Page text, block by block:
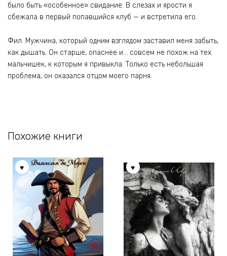
было быть «особенное» свидание. В слезах и ярости я
сбежала в первый попавшийся клуб — и встретила его.
Фил. Мужчина, который одним взглядом заставил меня забыть,
как дышать. Он старше, опаснее и… совсем не похож на тех
мальчишек, к которым я привыкла. Только есть небольшая
проблема, он оказался отцом моего парня.
Похожие книги